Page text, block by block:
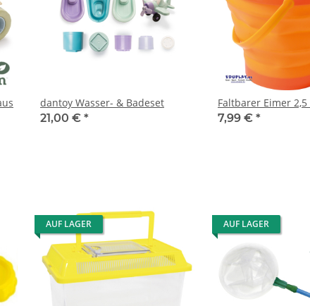
dantoy Wasser- & Badeset
21,00 € *
Faltbarer Eimer 2,5
7,99 € *
AUF LAGER AUF LAGER